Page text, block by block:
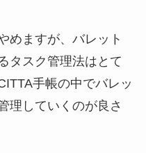
めますが、バレット
タスク管理法はとて
手帳の中でバレッ
理していくのが良さ